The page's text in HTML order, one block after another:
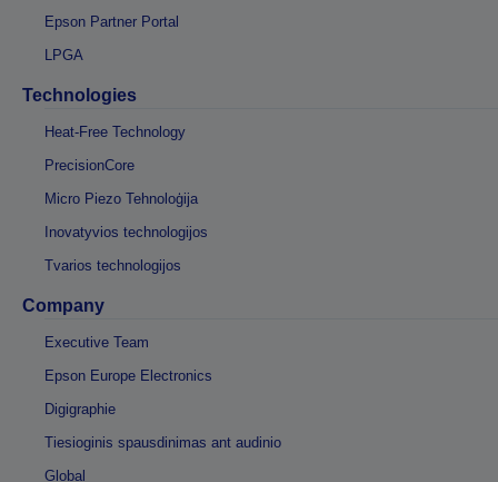
Epson Partner Portal
LPGA
Technologies
Heat-Free Technology
PrecisionCore
Micro Piezo Tehnoloģija
Inovatyvios technologijos
Tvarios technologijos
Company
Executive Team
Epson Europe Electronics
Digigraphie
Tiesioginis spausdinimas ant audinio
Global